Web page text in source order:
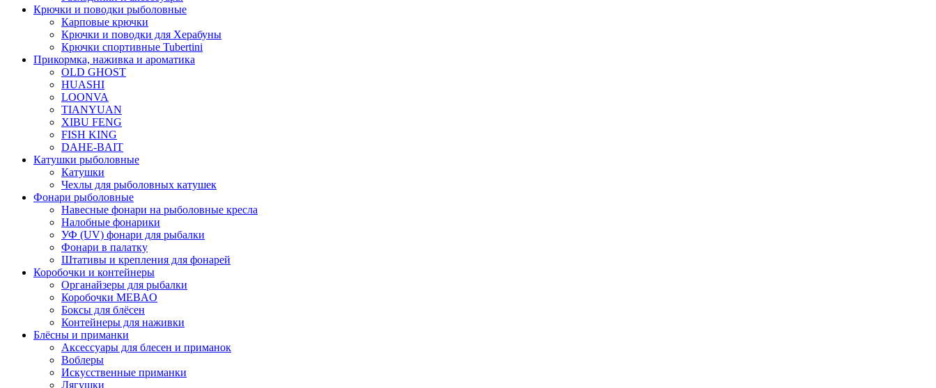
Крючки и поводки рыболовные
Карповые крючки
Крючки и поводки для Херабуны
Крючки спортивные Tubertini
Прикормка, наживка и ароматика
OLD GHOST
HUASHI
LOONVA
TIANYUAN
XIBU FENG
FISH KING
DAHE-BAIT
Катушки рыболовные
Катушки
Чехлы для рыболовных катушек
Фонари рыболовные
Навесные фонари на рыболовные кресла
Налобные фонарики
УФ (UV) фонари для рыбалки
Фонари в палатку
Штативы и крепления для фонарей
Коробочки и контейнеры
Органайзеры для рыбалки
Коробочки MEBAO
Боксы для блёсен
Контейнеры для наживки
Блёсны и приманки
Аксессуары для блесен и приманок
Воблеры
Искусственные приманки
Лягушки